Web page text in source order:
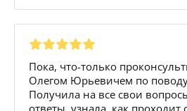
Пока, что-только
Олегом Юрьевичем по
Получила на все свои
ответы, узнала, как проходит